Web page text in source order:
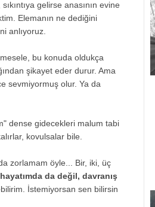
gelirse anasının evine
Elemanın ne dediğini
anlıyoruz.
bu konuda oldukça
şikayet eder durur. Ama
sevmiyormuş olur. Ya da
dense gidecekleri malum tabi
kovulsalar bile.
zorlamam öyle... Bir, iki, üç
da değil, davranış
İstemiyorsan sen bilirsin